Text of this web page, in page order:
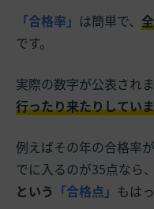
「合格率」 は簡単で、
です。
実際の数字が公表されま
行ったり来たりしてい
例えばその年の合格率
でに入るのが35点なら、
という 「合格点」 もは